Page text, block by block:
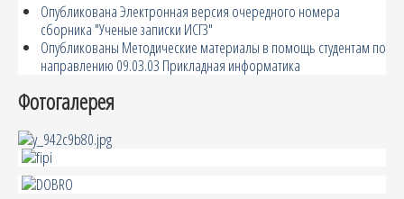
Опубликована Электронная версия очередного номера
сборника "Ученые записки ИСГЗ"
Опубликованы Методические материалы в помощь студентам по
направлению 09.03.03 Прикладная информатика
Фотогалерея